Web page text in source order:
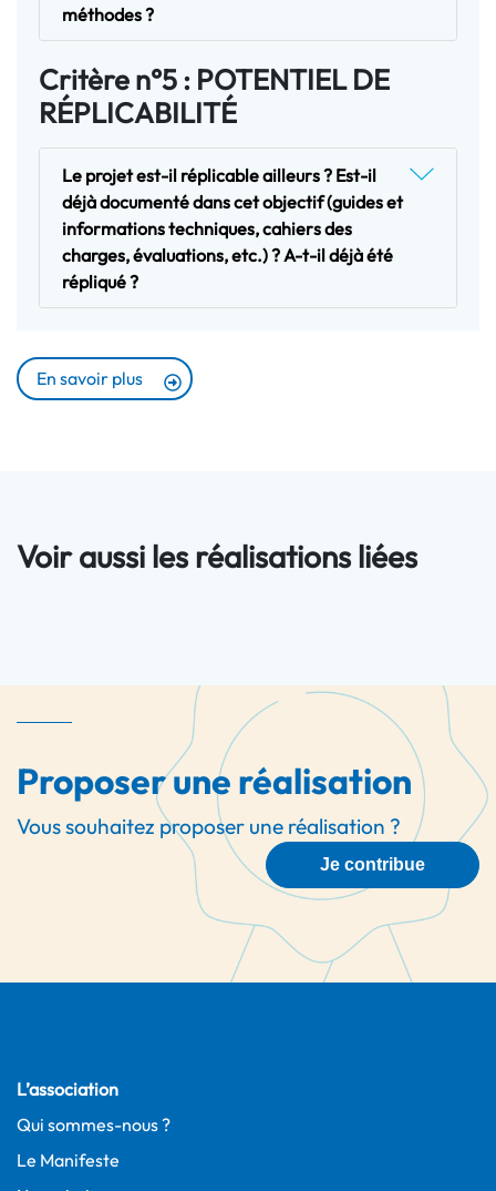
méthodes ?
Critère n°5 : POTENTIEL DE
RÉPLICABILITÉ
Le projet est-il réplicable ailleurs ? Est-il
déjà documenté dans cet objectif (guides et
informations techniques, cahiers des
charges, évaluations, etc.) ? A-t-il déjà été
répliqué ?
En savoir plus
Voir aussi les réalisations liées
Proposer une réalisation
Vous souhaitez proposer une réalisation ?
Je contribue
L’association
Qui sommes-nous ?
Le Manifeste